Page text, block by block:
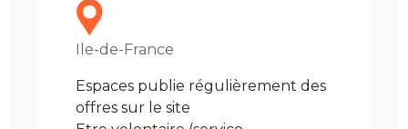
Ile-de-France
Espaces publie régulièrement des
offres sur le site